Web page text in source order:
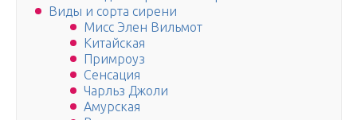
Виды и сорта сирени
Мисс Элен Вильмот
Китайская
Примроуз
Сенсация
Чарльз Джоли
Амурская